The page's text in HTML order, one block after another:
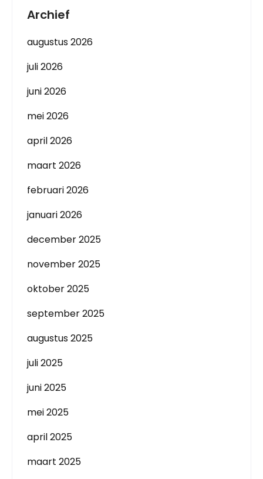
Archief
augustus 2026
juli 2026
juni 2026
mei 2026
april 2026
maart 2026
februari 2026
januari 2026
december 2025
november 2025
oktober 2025
september 2025
augustus 2025
juli 2025
juni 2025
mei 2025
april 2025
maart 2025